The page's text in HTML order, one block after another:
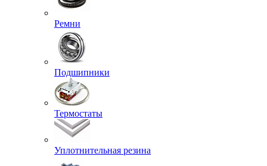
Ремни
Подшипники
Термостаты
Уплотнительная резина